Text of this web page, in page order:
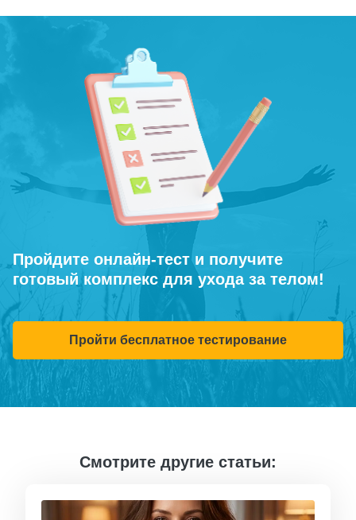
Пройдите онлайн-тест и получите
готовый комплекс для ухода за телом!
Пройти бесплатное тестирование
Смотрите другие статьи: